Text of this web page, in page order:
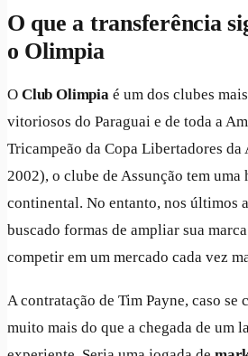
O que a transferência
o Olimpia
O Club Olimpiaé um dos clubes
vitoriosos do Paraguai e de toda a
Tricampeão da Copa Libertadores
2002), o clube de Assunção tem
continental. No entanto, nos últimos
buscado formas de ampliar sua
competir em um mercado cada vez
A contratação de Tim Payne, caso se
muito mais do que a chegada de um